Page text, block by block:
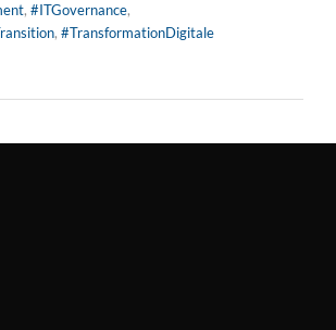
, #ITGovernance,
, #TransformationDigitale